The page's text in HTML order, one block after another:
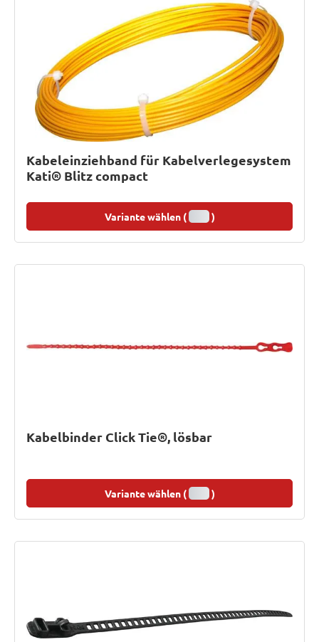
Kabeleinziehband für Kabelverlegesystem
Kati® Blitz compact
Variante wählen ( )
Kabelbinder Click Tie®, lösbar
Variante wählen ( )